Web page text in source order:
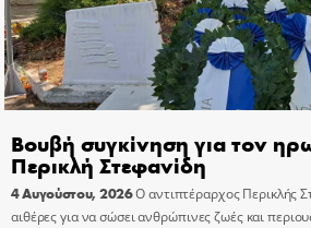
Βουβή συγκίνηση για τον
Περικλή Στεφανίδη
4 Αυγούστου, 2026Ο αντιπτέραρχος Περικλής
αιθέρες για να σώσει ανθρώπινες ζωές και